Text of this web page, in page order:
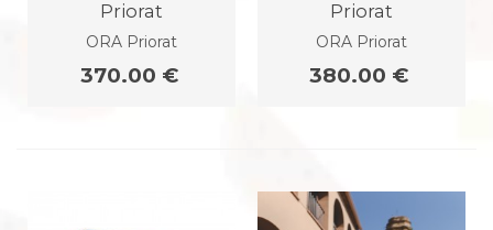
Priorat
ORA Priorat
370.00 €
Priorat
ORA Priorat
380.00 €